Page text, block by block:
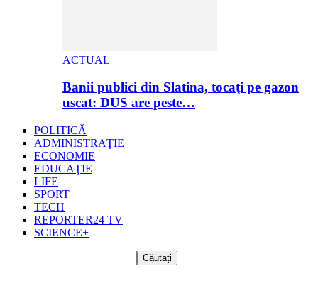
ACTUAL
Banii publici din Slatina, tocaţi pe gazon
uscat: DUS are peste…
POLITICĂ
ADMINISTRAŢIE
ECONOMIE
EDUCAŢIE
LIFE
SPORT
TECH
REPORTER24 TV
SCIENCE+